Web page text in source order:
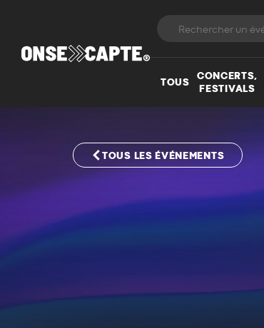
TOUS
CONCERTS,
FESTIVALS
TOUS LES ÉVÉNEMENTS